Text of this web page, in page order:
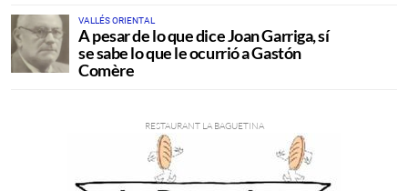
VALLÉS ORIENTAL
A pesar de lo que dice Joan Garriga, sí
se sabe lo que le ocurrió a Gastón
Comère